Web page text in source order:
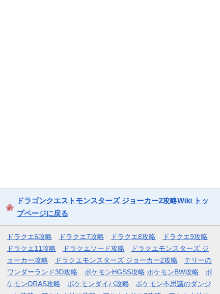
ドラゴンクエストモンスターズ ジョーカー2攻略Wiki トッ
プページに戻る
ドラクエ6攻略 ドラクエ7攻略 ドラクエ8攻略
ドラクエ9攻略
ドラクエ11攻略
ドラクエソード攻略
ドラクエモンスターズ ジ
ョーカー攻略
ドラクエモンスターズ ジョーカー2攻略
テリーの
ワンダーランド3D攻略
ポケモンHGSS攻略 ポケモンBW攻略
ポ
ケモンORAS攻略
ポケモンダイパ攻略
ポケモン不思議のダンジ